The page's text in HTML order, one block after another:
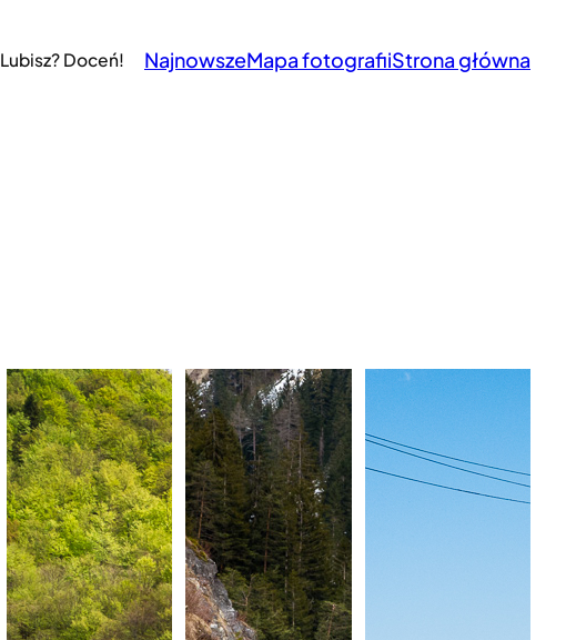
Lubisz? Doceń! NajnowszeMapa fotografiiStrona główna